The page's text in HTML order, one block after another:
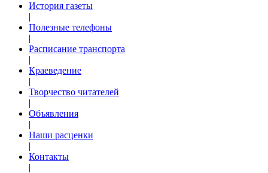
История газеты
|
Полезные телефоны
|
Расписание транспорта
|
Краеведение
|
Творчество читателей
|
Объявления
|
Наши расценки
|
Контакты
|